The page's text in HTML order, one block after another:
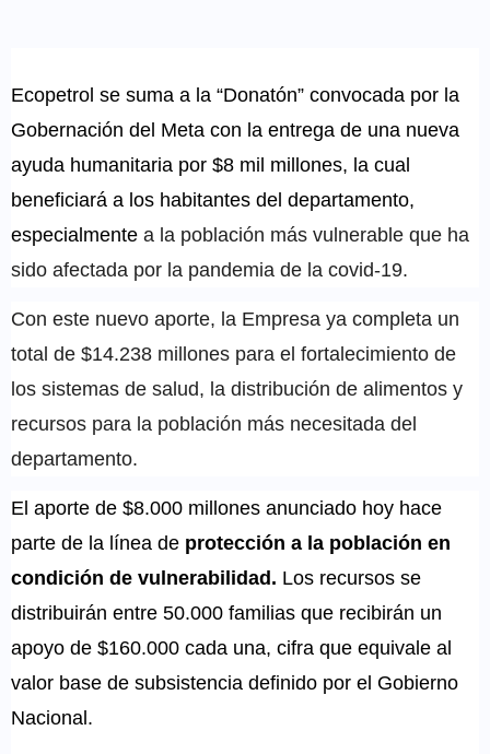
Ecopetrol se suma a la “Donatón” convocada por la
Gobernación del Meta con la entrega de una nueva
ayuda humanitaria por $8 mil millones, la cual
beneficiará a los habitantes del departamento,
especialmente a la población más vulnerable que ha
sido afectada por la pandemia de la covid-19.
Con este nuevo aporte, la Empresa ya completa un
total de $14.238 millones para el fortalecimiento de
los sistemas de salud, la distribución de alimentos y
recursos para la población más necesitada del
departamento.
El aporte de $8.000 millones anunciado hoy hace
parte de la línea de protección a la población en
condición de vulnerabilidad. Los recursos se
distribuirán entre 50.000 familias que recibirán un
apoyo de $160.000 cada una, cifra que equivale al
valor base de subsistencia definido por el Gobierno
Nacional.